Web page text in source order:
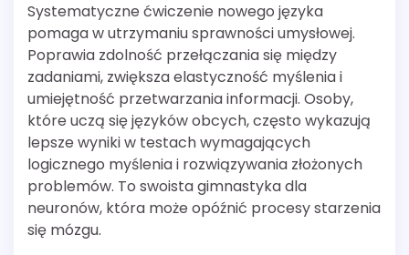
Systematyczne ćwiczenie nowego języka
pomaga w utrzymaniu sprawności umysłowej.
Poprawia zdolność przełączania się między
zadaniami, zwiększa elastyczność myślenia i
umiejętność przetwarzania informacji. Osoby,
które uczą się języków obcych, często wykazują
lepsze wyniki w testach wymagających
logicznego myślenia i rozwiązywania złożonych
problemów. To swoista gimnastyka dla
neuronów, która może opóźnić procesy starzenia
się mózgu.